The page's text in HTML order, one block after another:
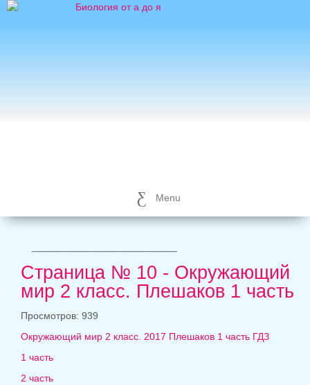
Menu
Страница № 10 - Окружающий
мир 2 класс. Плешаков 1 часть
Просмотров: 939
Окружающий мир 2 класс. 2017 Плешаков 1 часть ГДЗ
1 часть
2 часть